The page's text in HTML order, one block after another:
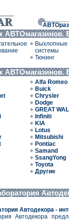
АВТОмагазинов.
Выхлопные
системы
Тюнинг
Alfa Romeo
Buick
Chrysler
Dodge
GREAT
Infiniti
KIA
Lotus
Mitsubishi
Pontiac
Samand
SsangYong
Toyota
Другие
Автодекора -
Автодекора